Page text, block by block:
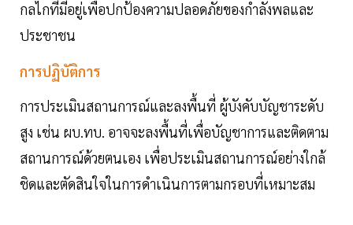
กลไกที่มีอยู่เพื่อปกป้องความปลอดภัยของกำลังพลและ
ประชาชน
การปฏิบัติการ
การประเมินสถานการณ์และลงพื้นที่ ผู้บังคับบัญชาระดับ
สูง เช่น ผบ.ทบ. อาจจะลงพื้นที่เพื่อบัญชาการและติดตาม
สถานการณ์ด้วยตนเอง เพื่อประเมินสถานการณ์อย่างใกล้
ชิดและตัดสินใจในการดำเนินการตามกรอบที่เหมาะสม